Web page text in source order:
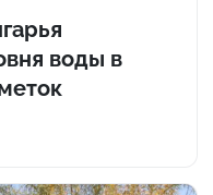
воды в